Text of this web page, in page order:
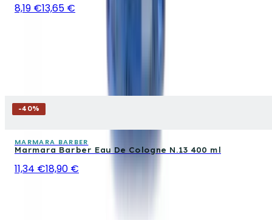
8,19 €13,65 €
-40%
MARMARA BARBER
Marmara Barber Eau De Cologne N.13 400 ml
11,34 €18,90 €